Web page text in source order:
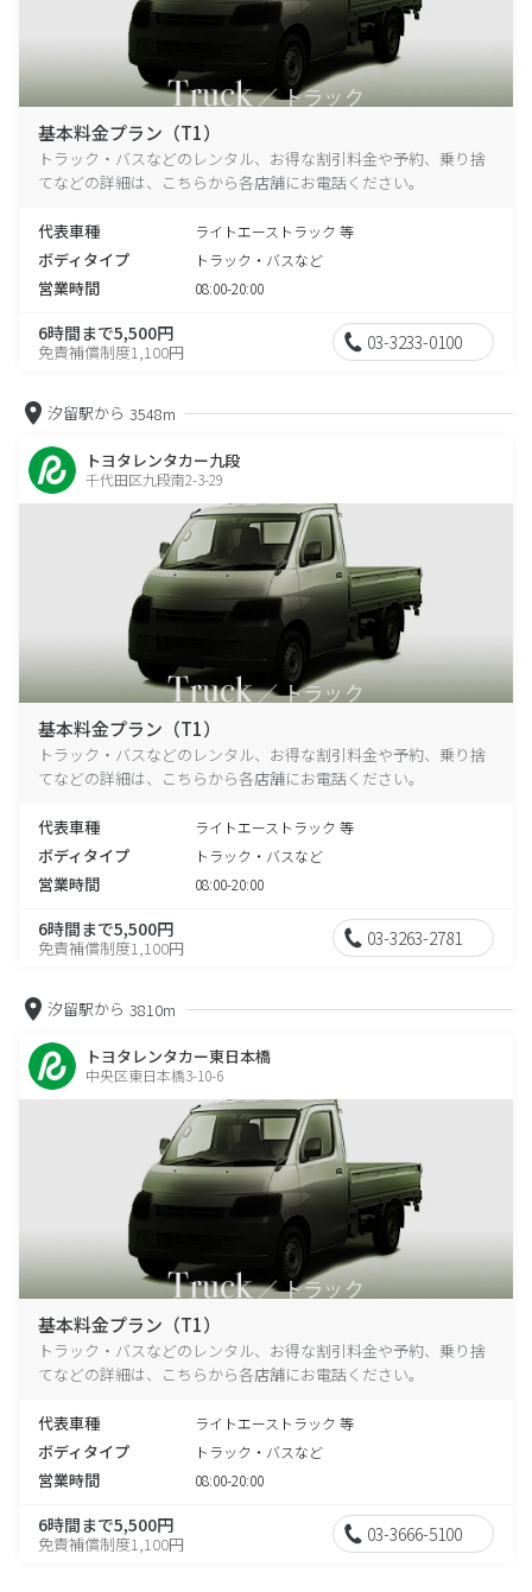
基本料金プラン（T1）
トラック・バスなどのレンタル、お得な割引料金や予約、乗り捨
てなどの詳細は、こちらから各店舗にお電話ください。
代表車種 ライトエーストラック 等
ボディタイプ トラック・バスなど
営業時間 08:00-20:00
6時間まで5,500円
免責補償制度1,100円 03-3233-0100
汐留駅から 3548m
トヨタレンタカー九段
千代田区九段南2-3-29
基本料金プラン（T1）
トラック・バスなどのレンタル、お得な割引料金や予約、乗り捨
てなどの詳細は、こちらから各店舗にお電話ください。
代表車種 ライトエーストラック 等
ボディタイプ トラック・バスなど
営業時間 08:00-20:00
6時間まで5,500円
免責補償制度1,100円 03-3263-2781
汐留駅から 3810m
トヨタレンタカー東日本橋
中央区東日本橋3-10-6
基本料金プラン（T1）
トラック・バスなどのレンタル、お得な割引料金や予約、乗り捨
てなどの詳細は、こちらから各店舗にお電話ください。
代表車種 ライトエーストラック 等
ボディタイプ トラック・バスなど
営業時間 08:00-20:00
6時間まで5,500円
免責補償制度1,100円 03-3666-5100